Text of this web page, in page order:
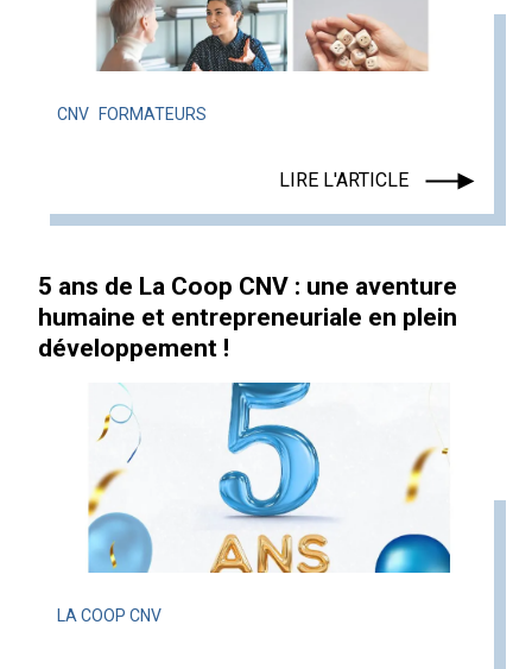
CNV FORMATEURS
LIRE L'ARTICLE
5 ans de La Coop CNV : une aventure
humaine et entrepreneuriale en plein
développement !
LA COOP CNV